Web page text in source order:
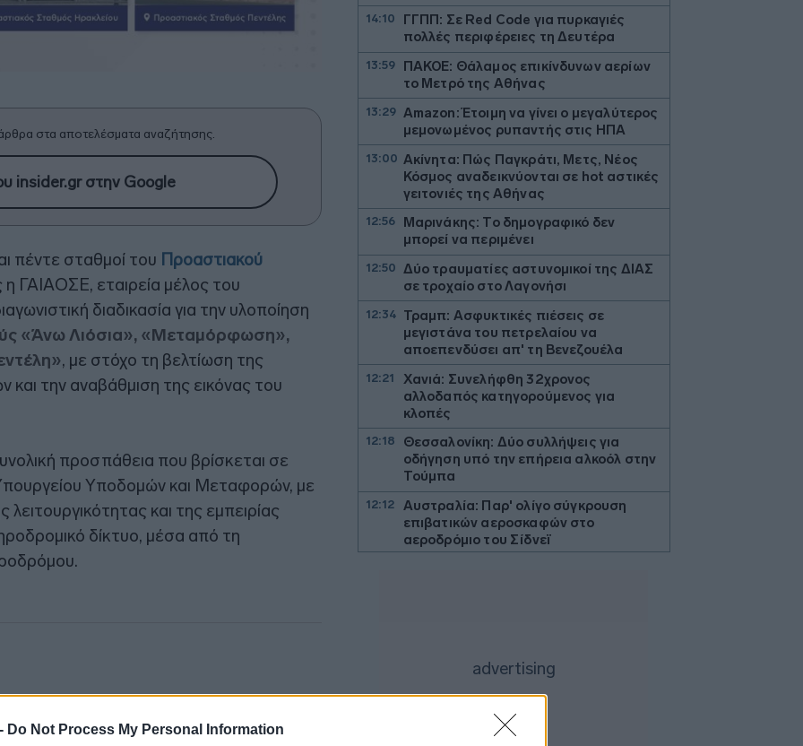
Do Not Process My Personal Information
στα αποτελέσματα αναζήτησης.
insider.gr στην Google
πέντε σταθμοί του Προαστιακού
ΓΑΙΑΟΣΕ, εταιρεία μέλος του
διαδικασία για την υλοποίηση
«Άνω Λιόσια», «Μεταμόρφωση»,
, με στόχο τη βελτίωση της
και την αναβάθμιση της εικόνας του
προσπάθεια που βρίσκεται σε
Υποδομών και Μεταφορών, με
και της εμπειρίας
δίκτυο, μέσα από τη
14:10
ΓΓΠΠ: Σε Red Code για πυρκαγιές
πολλές περιφέρειες τη Δευτέρα
13:59
ΠΑΚΟΕ: Θάλαμος επικίνδυνων αερίων
το Μετρό της Αθήνας
13:29 Amazon: Έτοιμη να γίνει ο μεγαλύτερος
μεμονωμένος ρυπαντής στις ΗΠΑ
13:00 Ακίνητα: Πώς Παγκράτι, Μετς, Νέος
Κόσμος αναδεικνύονται σε hot αστικές
γειτονιές της Αθήνας
12:56
Μαρινάκης: Το δημογραφικό δεν
μπορεί να περιμένει
12:50 Δύο τραυματίες αστυνομικοί της ΔΙΑΣ
σε τροχαίο στο Λαγονήσι
12:34
Τραμπ: Ασφυκτικές πιέσεις σε
μεγιστάνα του πετρελαίου να
αποεπενδύσει απ' τη Βενεζουέλα
12:21
Χανιά: Συνελήφθη 32χρονος
αλλοδαπός κατηγορούμενος για
κλοπές
12:18
Θεσσαλονίκη: Δύο συλλήψεις για
οδήγηση υπό την επήρεια αλκοόλ στην
Τούμπα
12:12
Αυστραλία: Παρ' ολίγο σύγκρουση
επιβατικών αεροσκαφών στο
αεροδρόμιο του Σίδνεϊ
ΗΠΑ: Η Γερουσία προωθεί ιστορικό
νομοσχέδιο για τα κρυπτονομίσματα
Προς εκτύπωση το πολλαπλό βιβλίο